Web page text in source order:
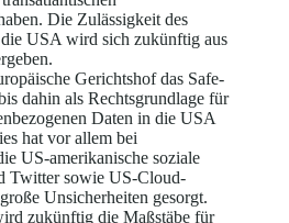
Die Zulässigkeit des
USA wird sich zukünftig aus
Gerichtshof das Safe-
dahin als Rechtsgrundlage für
Daten in die USA
hat vor allem bei
US-amerikanische soziale
Twitter sowie US-Cloud-
Unsicherheiten gesorgt.
zukünftig die Maßstäbe für